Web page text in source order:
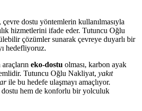
, çevre dostu yöntemlerin kullanılmasıyla
hizmetlerini ifade eder. Tutuncu Oğlu
çözümler sunarak çevreye duyarlı bir
hedefliyoruz.
araçların eko-dostu olması, karbon ayak
Tutuncu Oğlu Nakliyat, yakıt
ile bu hedefe ulaşmayı amaçlıyor.
dostu hem de konforlu bir yolculuk